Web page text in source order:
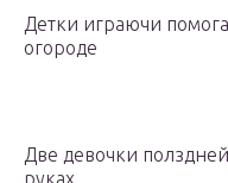
Детки играючи
огороде
Две девочки
руках